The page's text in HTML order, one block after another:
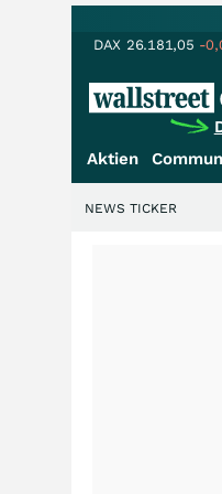
DAX 26.181,05 -
Aktien
NEWS TICKER